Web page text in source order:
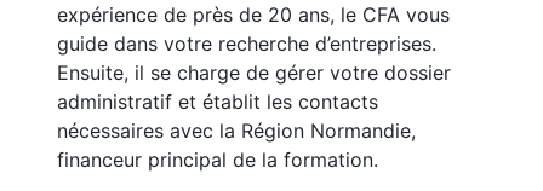
expérience de près de 20 ans, le CFA vous
guide dans votre recherche d’entreprises.
Ensuite, il se charge de gérer votre dossier
administratif et établit les contacts
nécessaires avec la Région Normandie,
financeur principal de la formation.